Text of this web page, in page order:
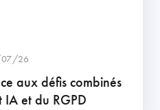
26
aux défis combinés
IA et du RGPD